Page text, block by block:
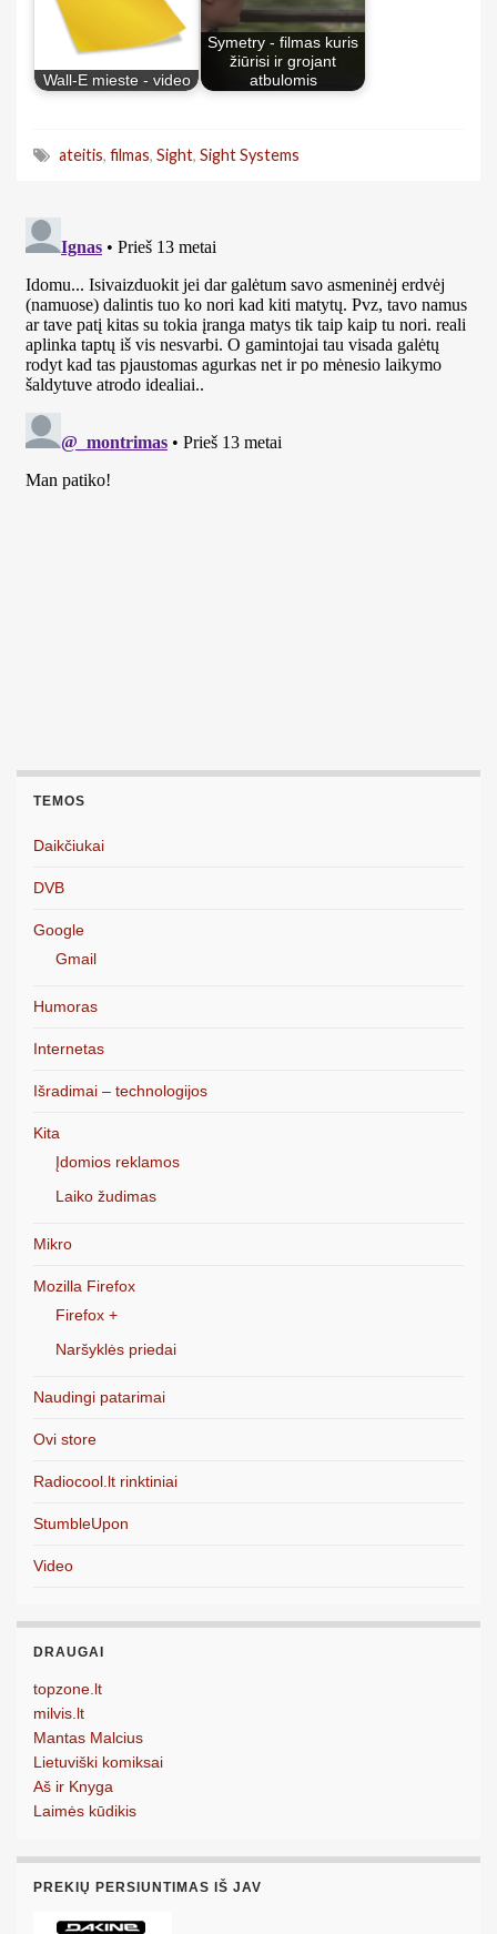
Wall-E mieste - video
Symetry - filmas kuris
žiūrisi ir grojant
atbulomis
ateitis, filmas, Sight, Sight Systems
TEMOS
Daikčiukai
DVB
Google
Gmail
Humoras
Internetas
Išradimai – technologijos
Kita
Įdomios reklamos
Laiko žudimas
Mikro
Mozilla Firefox
Firefox +
Naršyklės priedai
Naudingi patarimai
Ovi store
Radiocool.lt rinktiniai
StumbleUpon
Video
DRAUGAI
topzone.lt
milvis.lt
Mantas Malcius
Lietuviški komiksai
Aš ir Knyga
Laimės kūdikis
PREKIŲ PERSIUNTIMAS IŠ JAV